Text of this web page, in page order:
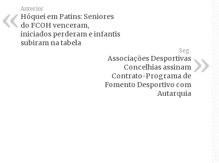
Anterior
Hóquei em Patins: Seniores
do FCOH venceram,
iniciados perderam e infantis
subiram na tabela
Seg.
Associações Desportivas
Concelhias assinam
Contrato-Programa de
Fomento Desportivo com
Autarquia